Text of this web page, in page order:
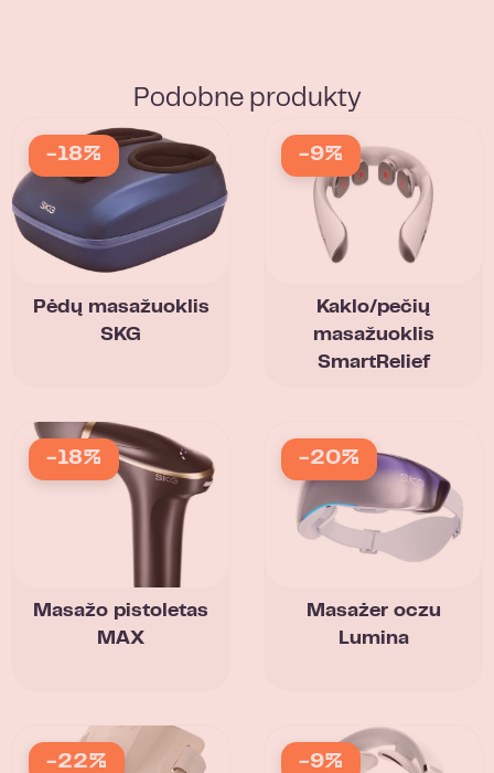
Podobne produkty
-18%
Pėdų masažuoklis
SKG
-9%
Kaklo/pečių
masažuoklis
SmartRelief
-18%
Masažo pistoletas
MAX
-20%
Masażer oczu
Lumina
-22% -9%